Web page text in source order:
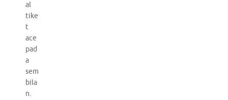
al
tike
t
ace
pad
a
sem
bila
n.